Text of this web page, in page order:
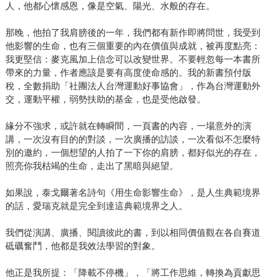
人，他都心懷感恩，像是空氣、陽光、水般的存在。
那晚，他拍了我肩膀後的一年，我們都有新作即將問世，我受到
他影響的生命，也有三個重要的內在價值與成就，被再度點亮：
我更堅信：麥克風加上信念可以改變世界。不要輕忽每一本書所
帶來的力量，作者應該是要有高度使命感的。我的新書預付版
稅，全數捐助「社團法人台灣運動好事協會」，作為台灣運動外
交，運動平權，弱勢扶助的基金，也是受他啟發。
緣分不強求，或許就在轉瞬間，一頁書的內容，一場意外的演
講，一次沒有目的的對談，一次廣播的訪談，一次看似不怎麼特
別的邀約，一個想望的人拍了一下你的肩膀，都好似光的存在，
照亮你我枯竭的生命，走出了黑暗與絕望。
如果說，泰戈爾著名詩句《用生命影響生命》，是人生典範境界
的話，愛瑞克就是完全到達這典範境界之人。
我們從演講、廣播、閱讀彼此的書，到以相同價值觀在各自賽道
砥礪奮鬥，他都是我效法學習的對象。
他正是我所提：「降載不停機」，「將工作思維，轉換為貢獻思